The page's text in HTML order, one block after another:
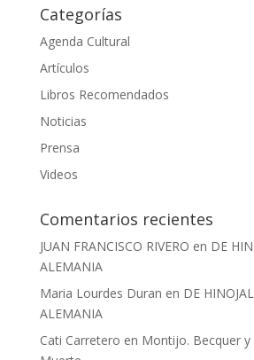
Categorías
Agenda Cultural
Artículos
Libros Recomendados
Noticias
Prensa
Videos
Comentarios recientes
JUAN FRANCISCO RIVERO en DE
ALEMANIA
Maria Lourdes Duran en DE
ALEMANIA
Cati Carretero en Montijo. Becquer